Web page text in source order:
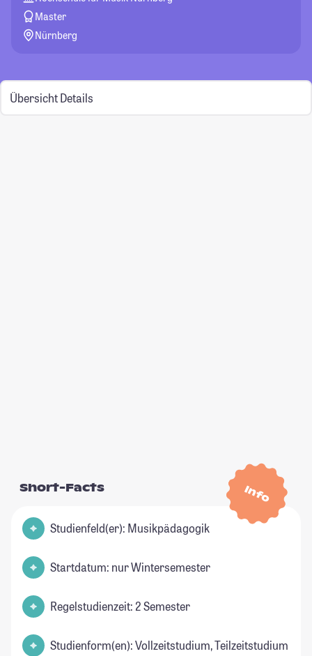
Master
Nürnberg
Übersicht Details
Info
Short-Facts
Studienfeld(er): Musikpädagogik
Startdatum: nur Wintersemester
Regelstudienzeit: 2 Semester
Studienform(en): Vollzeitstudium, Teilzeitstudium